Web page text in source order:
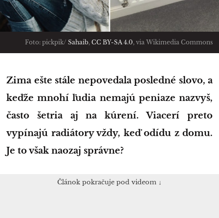
Foto: pickpik/ Sahaib, CC BY-SA 4.0, via Wikimedia Commons
Zima ešte stále nepovedala posledné slovo, a
keďže mnohí ľudia nemajú peniaze nazvyš,
často šetria aj na kúrení. Viacerí preto
vypínajú radiátory vždy, keď odídu z domu.
Je to však naozaj správne?
Článok pokračuje pod videom ↓